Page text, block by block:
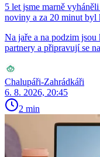
5 let jsme marně
noviny a za 20 minut byl
Na jaře a na podzim
partnery a připravují se
Chalupáři-Zahrádkáři
6. 8. 2026, 20:45
2 min